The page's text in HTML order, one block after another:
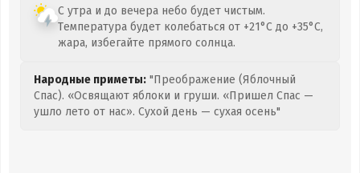
С утра и до вечера небо будет чистым.
Температура будет колебаться от +21°C до +35°C,
жара, избегайте прямого солнца.
Народные приметы: "Преображение (Яблочный
Спас). «Освящают яблоки и груши. «Пришел Спас —
ушло лето от нас». Сухой день — сухая осень"